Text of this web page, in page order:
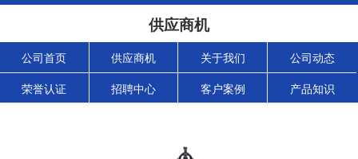
供应商机
公司首页 供应商机 关于我们 公司动态
荣誉认证 招聘中心 客户案例 产品知识